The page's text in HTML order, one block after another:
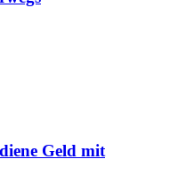
Geld mit